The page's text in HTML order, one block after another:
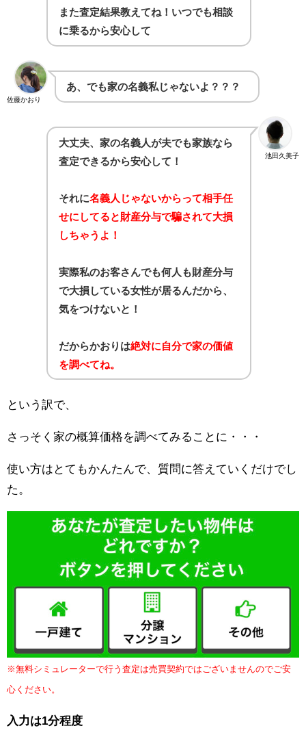
また査定結果教えてね！いつでも相談
に乗るから安心して
佐藤かおり
あ、でも家の名義私じゃないよ？？？
池田久美子
大丈夫、家の名義人が夫でも家族なら
査定できるから安心して！
それに名義人じゃないからって相手任
せにしてると財産分与で騙されて大損
しちゃうよ！
実際私のお客さんでも何人も財産分与
で大損している女性が居るんだから、
気をつけないと！
だからかおりは絶対に自分で家の価値
を調べてね。
という訳で、
さっそく家の概算価格を調べてみることに・・・
使い方はとてもかんたんで、質問に答えていくだけでし
た。
※無料シミュレーターで行う査定は売買契約ではございませんのでご安
心ください。
入力は1分程度